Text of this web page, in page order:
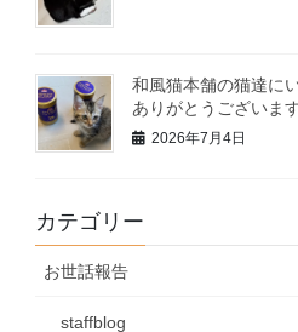
和風猫本舗の猫達に
ありがとうございま
2026年7月4日
カテゴリー
お世話報告
staffblog